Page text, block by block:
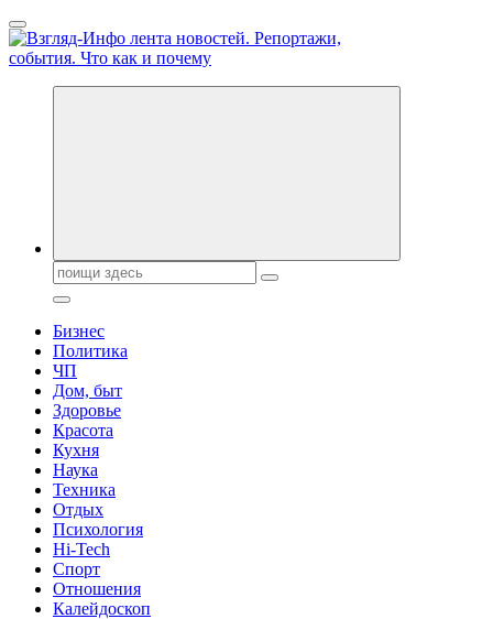
Перейти
к
содержанию
Обо всем и обо всех, что зачем и почему. Новости политики,
Поиск:
Бизнес
Политика
ЧП
Дом, быт
Здоровье
Красота
Кухня
Наука
Техника
Отдых
Психология
Hi-Tech
Спорт
Отношения
Калейдоскоп